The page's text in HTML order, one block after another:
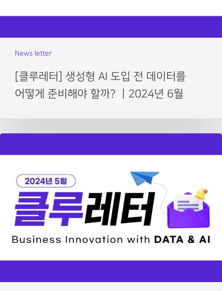
News letter
[클루레터] 생성형 AI 도입 전 데이터를
어떻게 준비해야 할까? ㅣ2024년 6월